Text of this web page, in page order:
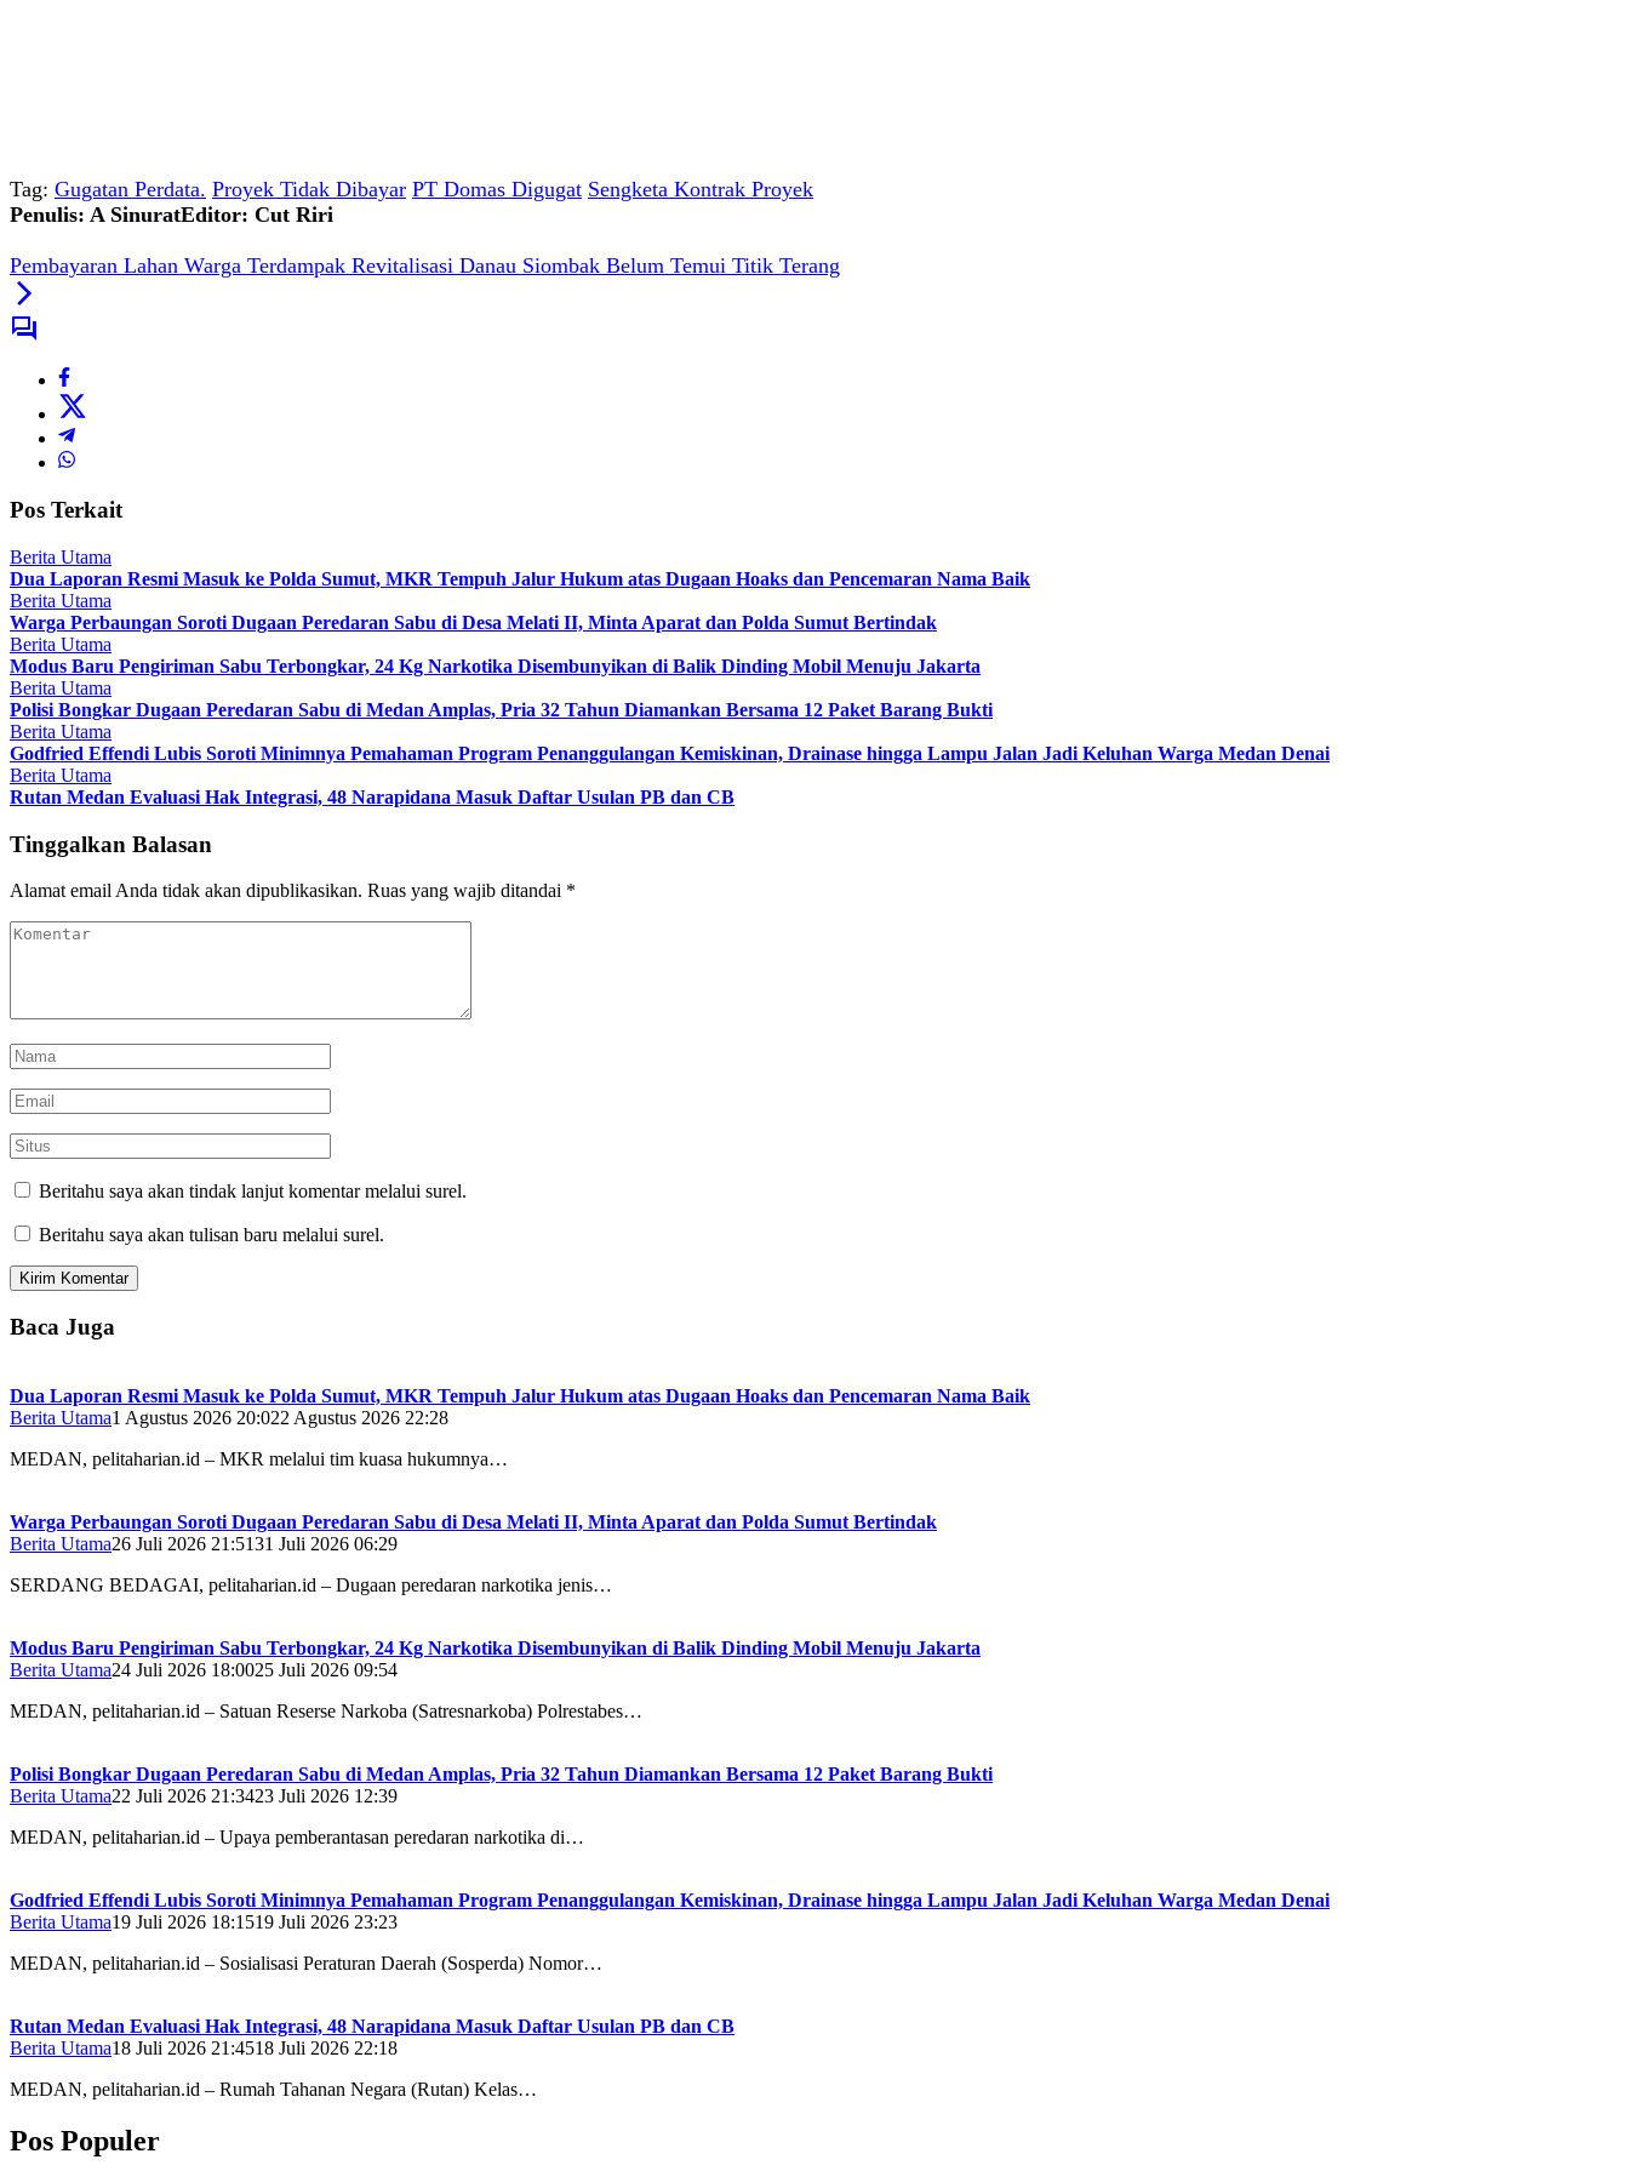
Tag: Gugatan Perdata. Proyek Tidak Dibayar PT Domas Digugat Sengketa Kontrak Proyek
Penulis: A SinuratEditor: Cut Riri
Pembayaran Lahan Warga Terdampak Revitalisasi Danau Siombak Belum Temui Titik Terang
Pos Terkait
Berita Utama
Dua Laporan Resmi Masuk ke Polda Sumut, MKR Tempuh Jalur Hukum atas Dugaan Hoaks dan Pencemaran Nama Baik
Berita Utama
Warga Perbaungan Soroti Dugaan Peredaran Sabu di Desa Melati II, Minta Aparat dan Polda Sumut Bertindak
Berita Utama
Modus Baru Pengiriman Sabu Terbongkar, 24 Kg Narkotika Disembunyikan di Balik Dinding Mobil Menuju Jakarta
Berita Utama
Polisi Bongkar Dugaan Peredaran Sabu di Medan Amplas, Pria 32 Tahun Diamankan Bersama 12 Paket Barang Bukti
Berita Utama
Godfried Effendi Lubis Soroti Minimnya Pemahaman Program Penanggulangan Kemiskinan, Drainase hingga Lampu Jalan Jadi Keluhan Warga Medan Denai
Berita Utama
Rutan Medan Evaluasi Hak Integrasi, 48 Narapidana Masuk Daftar Usulan PB dan CB
Tinggalkan Balasan
Alamat email Anda tidak akan dipublikasikan. Ruas yang wajib ditandai *
Beritahu saya akan tindak lanjut komentar melalui surel.
Beritahu saya akan tulisan baru melalui surel.
Baca Juga
Dua Laporan Resmi Masuk ke Polda Sumut, MKR Tempuh Jalur Hukum atas Dugaan Hoaks dan Pencemaran Nama Baik
Berita Utama1 Agustus 2026 20:022 Agustus 2026 22:28
MEDAN, pelitaharian.id – MKR melalui tim kuasa hukumnya…
Warga Perbaungan Soroti Dugaan Peredaran Sabu di Desa Melati II, Minta Aparat dan Polda Sumut Bertindak
Berita Utama26 Juli 2026 21:5131 Juli 2026 06:29
SERDANG BEDAGAI, pelitaharian.id – Dugaan peredaran narkotika jenis…
Modus Baru Pengiriman Sabu Terbongkar, 24 Kg Narkotika Disembunyikan di Balik Dinding Mobil Menuju Jakarta
Berita Utama24 Juli 2026 18:0025 Juli 2026 09:54
MEDAN, pelitaharian.id – Satuan Reserse Narkoba (Satresnarkoba) Polrestabes…
Polisi Bongkar Dugaan Peredaran Sabu di Medan Amplas, Pria 32 Tahun Diamankan Bersama 12 Paket Barang Bukti
Berita Utama22 Juli 2026 21:3423 Juli 2026 12:39
MEDAN, pelitaharian.id – Upaya pemberantasan peredaran narkotika di…
Godfried Effendi Lubis Soroti Minimnya Pemahaman Program Penanggulangan Kemiskinan, Drainase hingga Lampu Jalan Jadi Keluhan Warga Medan Denai
Berita Utama19 Juli 2026 18:1519 Juli 2026 23:23
MEDAN, pelitaharian.id – Sosialisasi Peraturan Daerah (Sosperda) Nomor…
Rutan Medan Evaluasi Hak Integrasi, 48 Narapidana Masuk Daftar Usulan PB dan CB
Berita Utama18 Juli 2026 21:4518 Juli 2026 22:18
MEDAN, pelitaharian.id – Rumah Tahanan Negara (Rutan) Kelas…
Pos Populer